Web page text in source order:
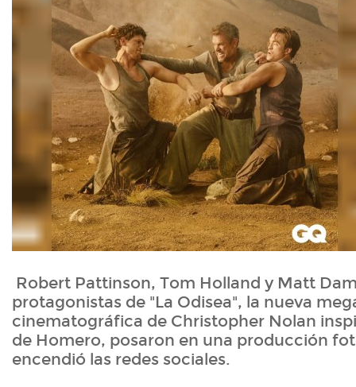
Robert Pattinson, Tom Holland y Matt
protagonistas de "La Odisea", la nueva
cinematográfica de Christopher Nolan
de Homero, posaron en una producción
encendió las redes sociales.